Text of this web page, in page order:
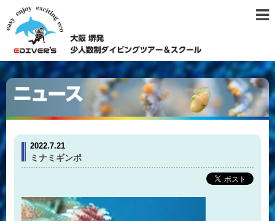
2022.7.21
ミナミギンポ